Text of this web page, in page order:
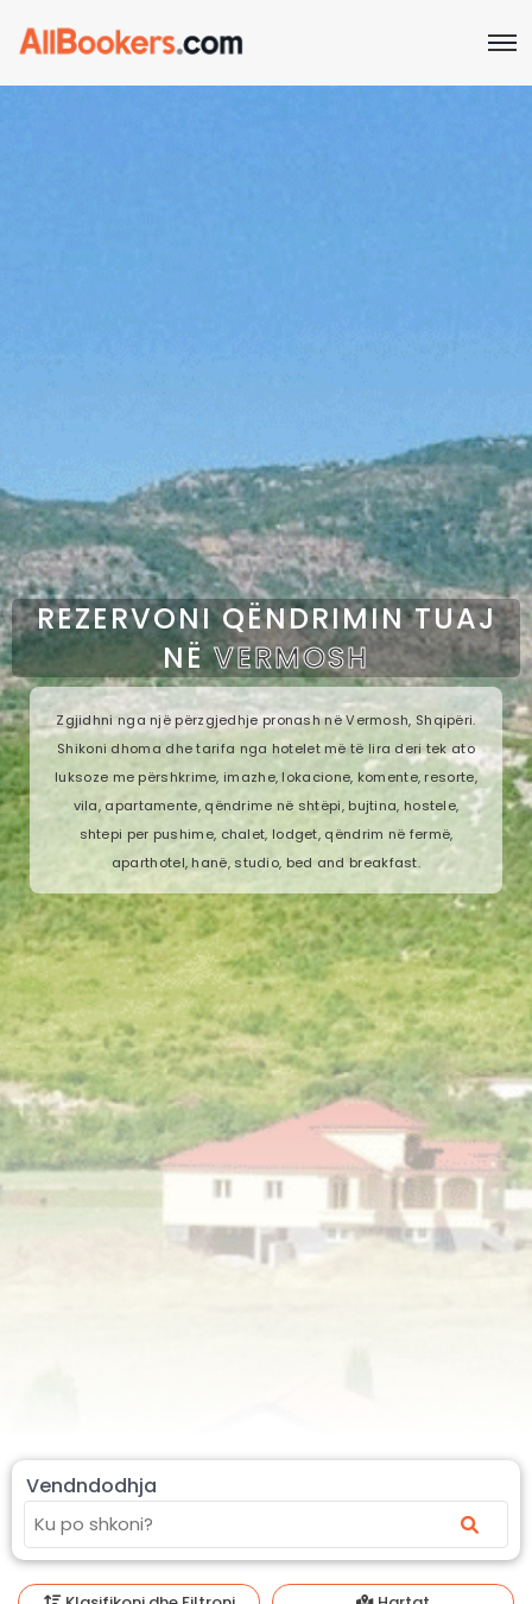
REZERVONI QËNDRIMIN TUAJ
NËVERMOSH
Zgjidhni nga një përzgjedhje pronash në Vermosh, Shqipëri.
Shikoni dhoma dhe tarifa nga hotelet më të lira deri tek ato
luksoze me përshkrime, imazhe, lokacione, komente, resorte,
vila, apartamente, qëndrime në shtëpi, bujtina, hostele,
shtepi per pushime, chalet, lodget, qëndrim në fermë,
aparthotel, hanë, studio, bed and breakfast.
Vendndodhja